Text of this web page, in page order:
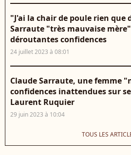
"J'ai la chair de poule rien que
Sarraute "très mauvaise
déroutantes confidences
24 juillet 2023 à 08:01
Claude Sarraute, une femme
confidences inattendues sur
Laurent Ruquier
29 juin 2023 à 10:04
TOUS LES